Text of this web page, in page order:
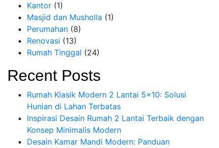
Kantor (1)
Masjid dan Musholla (1)
Perumahan (8)
Renovasi (13)
Rumah Tinggal (24)
Recent Posts
Rumah Klasik Modern 2 Lantai 5×10: Solusi
Hunian di Lahan Terbatas
Inspirasi Desain Rumah 2 Lantai Terbaik dengan
Konsep Minimalis Modern
Desain Kamar Mandi Modern: Panduan